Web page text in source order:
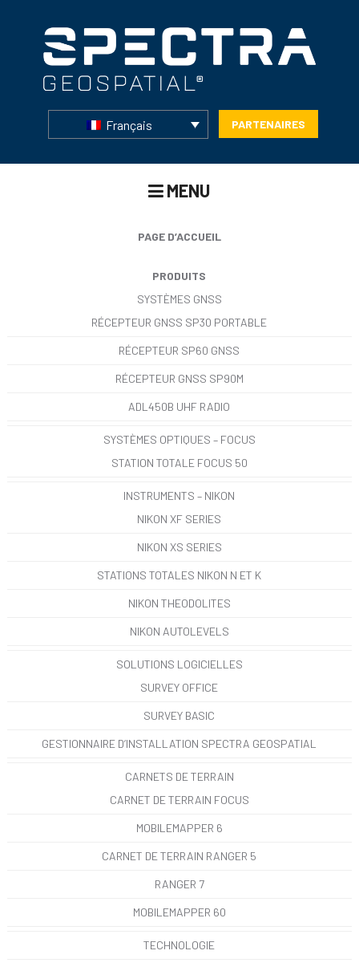
Français PARTENAIRES
MENU
PAGE D’ACCUEIL
PRODUITS
SYSTÈMES GNSS
RÉCEPTEUR GNSS SP30 PORTABLE
RÉCEPTEUR SP60 GNSS
RÉCEPTEUR GNSS SP90M
ADL450B UHF RADIO
SYSTÈMES OPTIQUES – FOCUS
STATION TOTALE FOCUS 50
INSTRUMENTS – NIKON
NIKON XF SERIES
NIKON XS SERIES
STATIONS TOTALES NIKON N ET K
NIKON THEODOLITES
NIKON AUTOLEVELS
SOLUTIONS LOGICIELLES
SURVEY OFFICE
SURVEY BASIC
GESTIONNAIRE D’INSTALLATION SPECTRA GEOSPATIAL
CARNETS DE TERRAIN
CARNET DE TERRAIN FOCUS
MOBILEMAPPER 6
CARNET DE TERRAIN RANGER 5
RANGER 7
MOBILEMAPPER 60
TECHNOLOGIE